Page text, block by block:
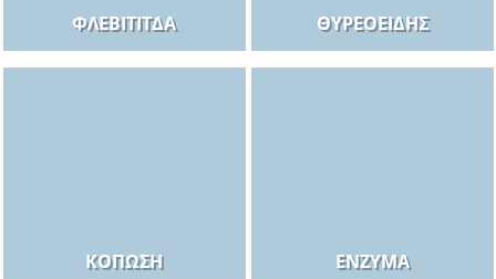
ΦΛΕΒΊΤΙΤΔΑ ΘΥΡΕΟΕΙΔΉΣ
ΚΌΠΩΣΗ ΈΝΖΥΜΑ